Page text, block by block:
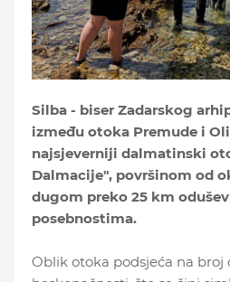
Silba - biser Zadarskog
između otoka Premude i
najsjeverniji dalmatinski
Dalmacije", površinom od
dugom preko 25 km
posebnostima.
Oblik otoka podsjeća na broj